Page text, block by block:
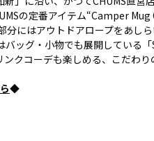
の定番アイテム“Camper
分にはアウトドアロープをあし
バッグ・小物でも展開している
クコーデも楽しめる、こだわり
◆